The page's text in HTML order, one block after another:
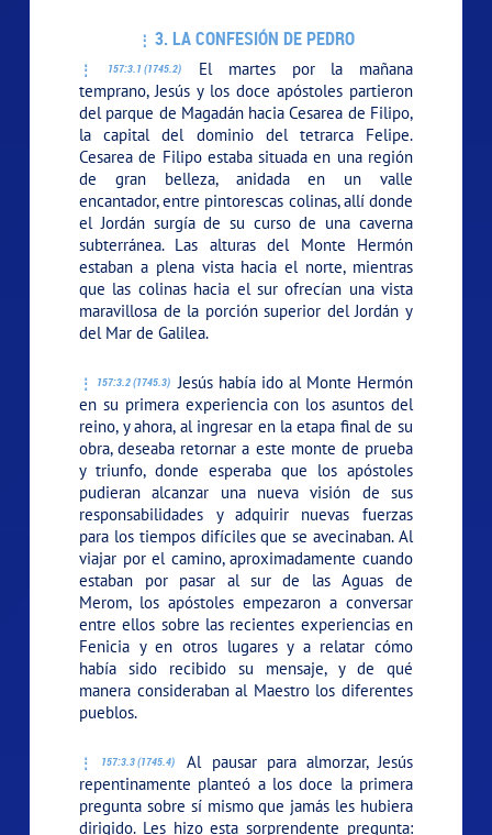
3. LA CONFESIÓN DE PEDRO
157:3.1 (1745.2)
El martes por la mañana
temprano, Jesús y los doce apóstoles partieron
del parque de Magadán hacia Cesarea de Filipo,
la capital del dominio del tetrarca Felipe.
Cesarea de Filipo estaba situada en una región
de gran belleza, anidada en un valle
encantador, entre pintorescas colinas, allí donde
el Jordán surgía de su curso de una caverna
subterránea. Las alturas del Monte Hermón
estaban a plena vista hacia el norte, mientras
que las colinas hacia el sur ofrecían una vista
maravillosa de la porción superior del Jordán y
del Mar de Galilea.
157:3.2 (1745.3) Jesús había ido al Monte Hermón
en su primera experiencia con los asuntos del
reino, y ahora, al ingresar en la etapa final de su
obra, deseaba retornar a este monte de prueba
y triunfo, donde esperaba que los apóstoles
pudieran alcanzar una nueva visión de sus
responsabilidades y adquirir nuevas fuerzas
para los tiempos difíciles que se avecinaban. Al
viajar por el camino, aproximadamente cuando
estaban por pasar al sur de las Aguas de
Merom, los apóstoles empezaron a conversar
entre ellos sobre las recientes experiencias en
Fenicia y en otros lugares y a relatar cómo
había sido recibido su mensaje, y de qué
manera consideraban al Maestro los diferentes
pueblos.
157:3.3 (1745.4)
Al pausar para almorzar, Jesús
repentinamente planteó a los doce la primera
pregunta sobre sí mismo que jamás les hubiera
dirigido. Les hizo esta sorprendente pregunta: